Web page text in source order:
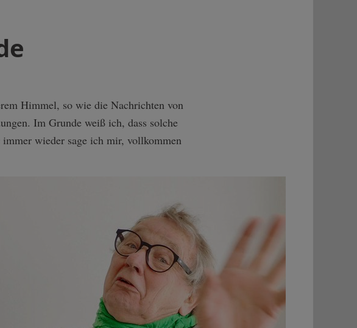
Himmel, so wie die Nachrichten von
Im Grunde weiß ich, dass solche
wieder sage ich mir, vollkommen